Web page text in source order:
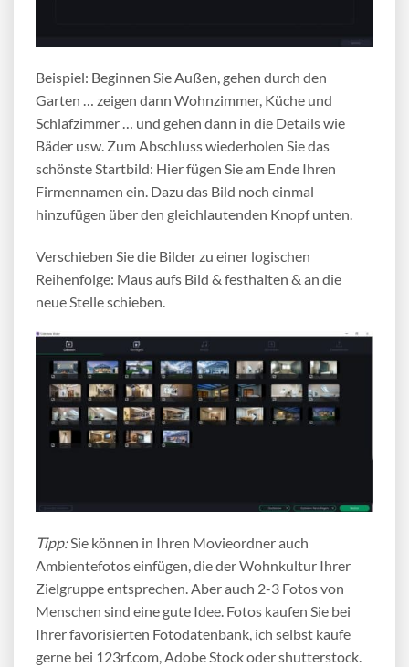
Beispiel: Beginnen Sie Außen, gehen durch den
Garten … zeigen dann Wohnzimmer, Küche und
Schlafzimmer … und gehen dann in die Details wie
Bäder usw. Zum Abschluss wiederholen Sie das
schönste Startbild: Hier fügen Sie am Ende Ihren
Firmennamen ein. Dazu das Bild noch einmal
hinzufügen über den gleichlautenden Knopf unten.
Verschieben Sie die Bilder zu einer logischen
Reihenfolge: Maus aufs Bild & festhalten & an die
neue Stelle schieben.
Tipp:Sie können in Ihren Movieordner auch
Ambientefotos einfügen, die der Wohnkultur Ihrer
Zielgruppe entsprechen. Aber auch 2-3 Fotos von
Menschen sind eine gute Idee. Fotos kaufen Sie bei
Ihrer favorisierten Fotodatenbank, ich selbst kaufe
gerne bei 123rf.com, Adobe Stock oder shutterstock.